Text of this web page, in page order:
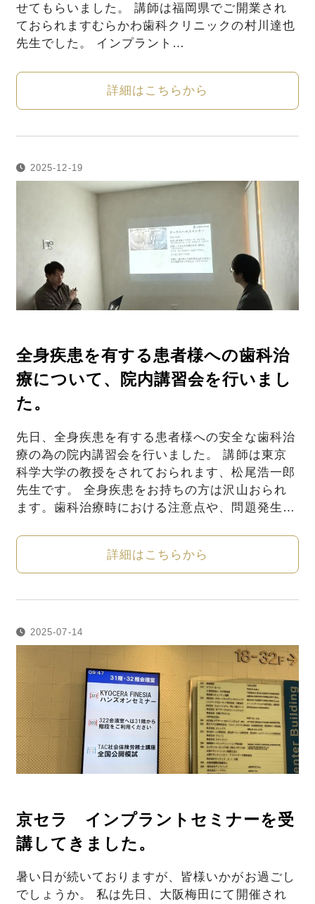
せてもらいました。 講師は福岡県でご開業され
ておられますむらかわ歯科クリニックの村川達也
先生でした。 インプラント…
詳細はこちらから
2025-12-19
全身疾患を有する患者様への歯科治
療について、院内講習会を行いまし
た。
先日、全身疾患を有する患者様への安全な歯科治
療の為の院内講習会を行いました。 講師は東京
科学大学の教授をされておられます、松尾浩一郎
先生です。 全身疾患をお持ちの方は沢山おられ
ます。歯科治療時における注意点や、問題発生…
詳細はこちらから
2025-07-14
京セラ インプラントセミナーを受
講してきました。
暑い日が続いておりますが、皆様いかがお過ごし
でしょうか。 私は先日、大阪梅田にて開催され